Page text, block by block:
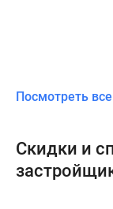
Посмотреть
Скидки и